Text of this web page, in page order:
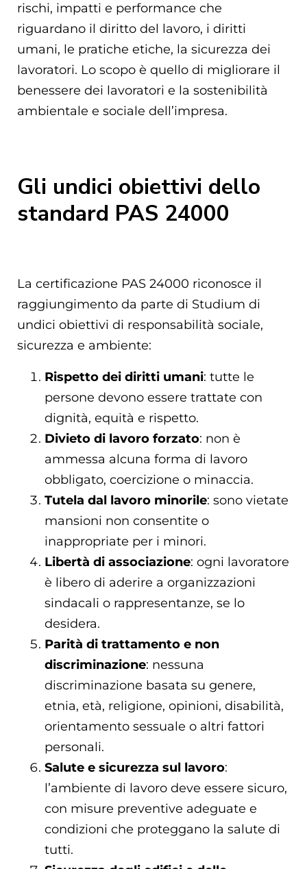
rischi, impatti e performance che
riguardano il diritto del lavoro, i diritti
umani, le pratiche etiche, la sicurezza dei
lavoratori. Lo scopo è quello di migliorare il
benessere dei lavoratori e la sostenibilità
ambientale e sociale dell’impresa.
Gli undici obiettivi dello
standard PAS 24000
La certificazione PAS 24000 riconosce il
raggiungimento da parte di Studium di
undici obiettivi di responsabilità sociale,
sicurezza e ambiente:
Rispetto dei diritti umani: tutte le
persone devono essere trattate con
dignità, equità e rispetto.
Divieto di lavoro forzato: non è
ammessa alcuna forma di lavoro
obbligato, coercizione o minaccia.
Tutela dal lavoro minorile: sono vietate
mansioni non consentite o
inappropriate per i minori.
Libertà di associazione: ogni lavoratore
è libero di aderire a organizzazioni
sindacali o rappresentanze, se lo
desidera.
Parità di trattamento e non
discriminazione: nessuna
discriminazione basata su genere,
etnia, età, religione, opinioni, disabilità,
orientamento sessuale o altri fattori
personali.
Salute e sicurezza sul lavoro:
l’ambiente di lavoro deve essere sicuro,
con misure preventive adeguate e
condizioni che proteggano la salute di
tutti.